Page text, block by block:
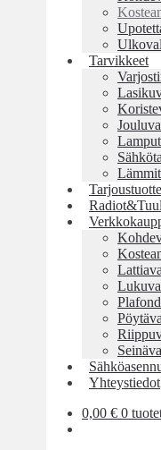
Tarvikkeet
Yhteystiedot
0,00 € 0